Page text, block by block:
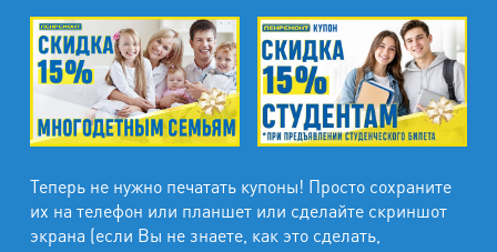
Теперь не нужно печатать купоны! Просто сохраните
их на телефон или планшет или сделайте скриншот
экрана (если Вы не знаете, как это сделать,